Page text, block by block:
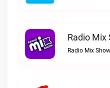
Radio Mix
Radio Mix